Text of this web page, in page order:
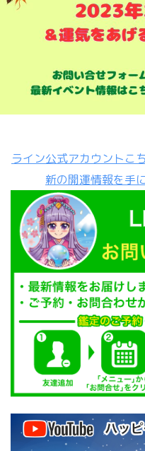
ライン公式アカウントこ
新の開運情報を手